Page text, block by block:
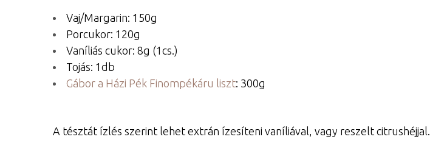
Vaj/Margarin: 150g
Porcukor: 120g
Vaníliás cukor: 8g (1cs.)
Tojás: 1db
Gábor a Házi Pék Finompékáru liszt: 300g
A tésztát ízlés szerint lehet extrán ízesíteni vaníliával, vagy reszelt citrushéjjal.